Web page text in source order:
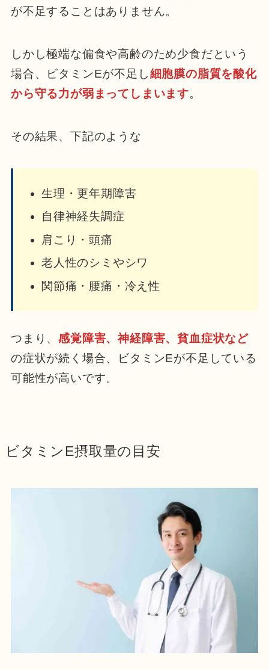
が不足することはありません。
しかし極端な偏食や高齢のため少食だという
場合、ビタミンEが不足し細胞膜の脂質を酸化
から守る力が弱まってしまいます。
その結果、下記のような
生理・更年期障害
自律神経失調症
肩こり・頭痛
老人性のシミやシワ
関節痛・腰痛・冷え性
つまり、感覚障害、神経障害、貧血症状など
の症状が続く場合、ビタミンEが不足している
可能性が高いです。
ビタミンE摂取量の目安